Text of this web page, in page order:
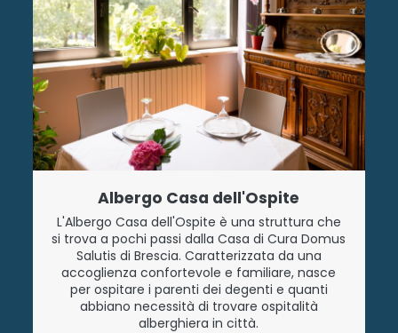
Albergo Casa dell'Ospite
L'Albergo Casa dell'Ospite è una struttura che
si trova a pochi passi dalla Casa di Cura Domus
Salutis di Brescia. Caratterizzata da una
accoglienza confortevole e familiare, nasce
per ospitare i parenti dei degenti e quanti
abbiano necessità di trovare ospitalità
alberghiera in città.